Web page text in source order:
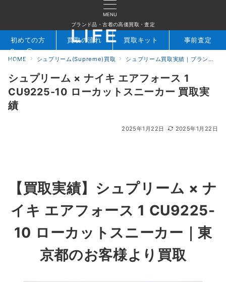
MENU
ブランド品・古着の高価買取・査定
検索 お問合せ
初めての方 買取の流れ 買取キット 事前査定
HOME シュプリーム(Supreme)買取 シュプリーム買取実績｜ブランド専門店LIFE
シュプリーム × ナイキ エアフォース 1
CU9225-10 ローカットスニーカー 買取実
績
2025年1月22日 2025年1月22日
【買取実績】 シュプリーム × ナ
イキ エアフォース 1 CU9225-
10 ローカットスニーカー ｜東
京都のお客様より買取